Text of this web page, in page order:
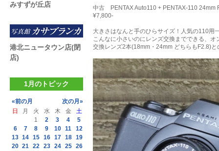
中古 PENTAX Auto110 + PENTAX-110
¥7,800-
大きさはなんと手のひらサイズ！人気の110用
こんなに小さいのにレンズ交換までできる、
交換レンズ2本(18mm・24mm どちらもF2.8)
みすずが丘店
港北ニュータウン店(閉
店)
1月のトピック
«前の月
次の月»
日
月 火 水 木 金
土
1
2 3 4
5
6
7 8 9 10 11
12
13 14 15 16 17 18 19
20 21 22 23 24 25 26